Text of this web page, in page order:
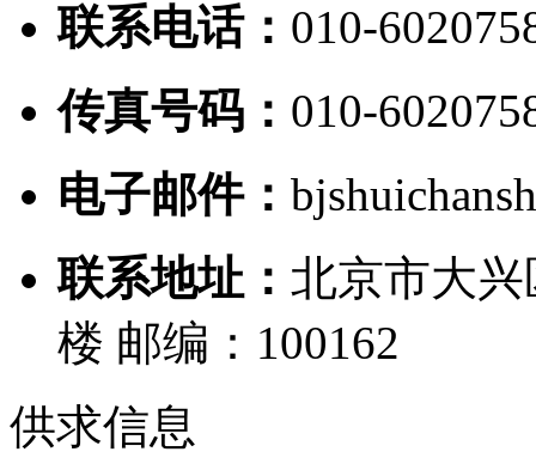
联系电话： 010-
传真号码： 010-
电子邮件：
联系地址： 北京市大
楼 邮编：100162
供求信息